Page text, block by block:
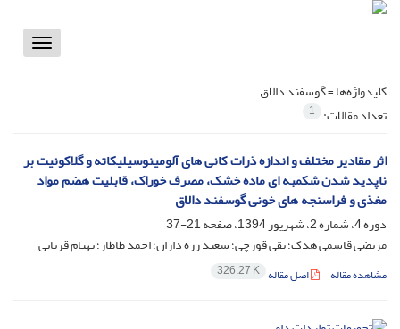
Toggle
کلیدواژه‌ها =گوسفند دالاق
تعداد مقالات: 1
اثر مقادیر مختلف و اندازه ذرات کانی های آلومینوسیلیکاته و گلاکونیت ‎بر
ناپدید شدن شکمبه ای ماده خشک، مصرف خوراک، قابلیت هضم مواد
مغذی و فراسنجه های خونی گوسفند دالاق
دوره 4، شماره 2، شهریور 1394، صفحه
21-37
مرتضی قاسمی هدک؛ تقی قورچی؛ سعید زره داران؛ احمد طاطار؛ بهنام قربانی
مشاهده مقاله اصل مقاله 326.27 K